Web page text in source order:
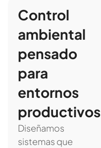
Control
ambiental
pensado
para
entornos
productivos
Diseñamos
sistemas que